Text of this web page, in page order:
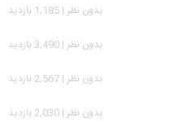
بدون نظر | 1,185 بازدید
بدون نظر | 3,490 بازدید
بدون نظر | 2,567 بازدید
بدون نظر | 2,030 بازدید